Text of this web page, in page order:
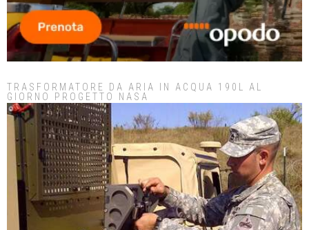
TRASFORMATORE DA ARIA IN ACQUA 190L AL
GIORNO PROGETTO NASA